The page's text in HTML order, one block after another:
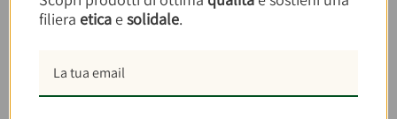
Bio di Grano Tenero Maiorca 1kg
filiera etica esolidale.